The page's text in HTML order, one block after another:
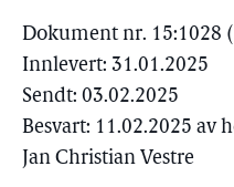
Dokument nr. 15:1028
Innlevert: 31.01.2025
Sendt: 03.02.2025
Besvart: 11.02.2025 av
Jan Christian Vestre